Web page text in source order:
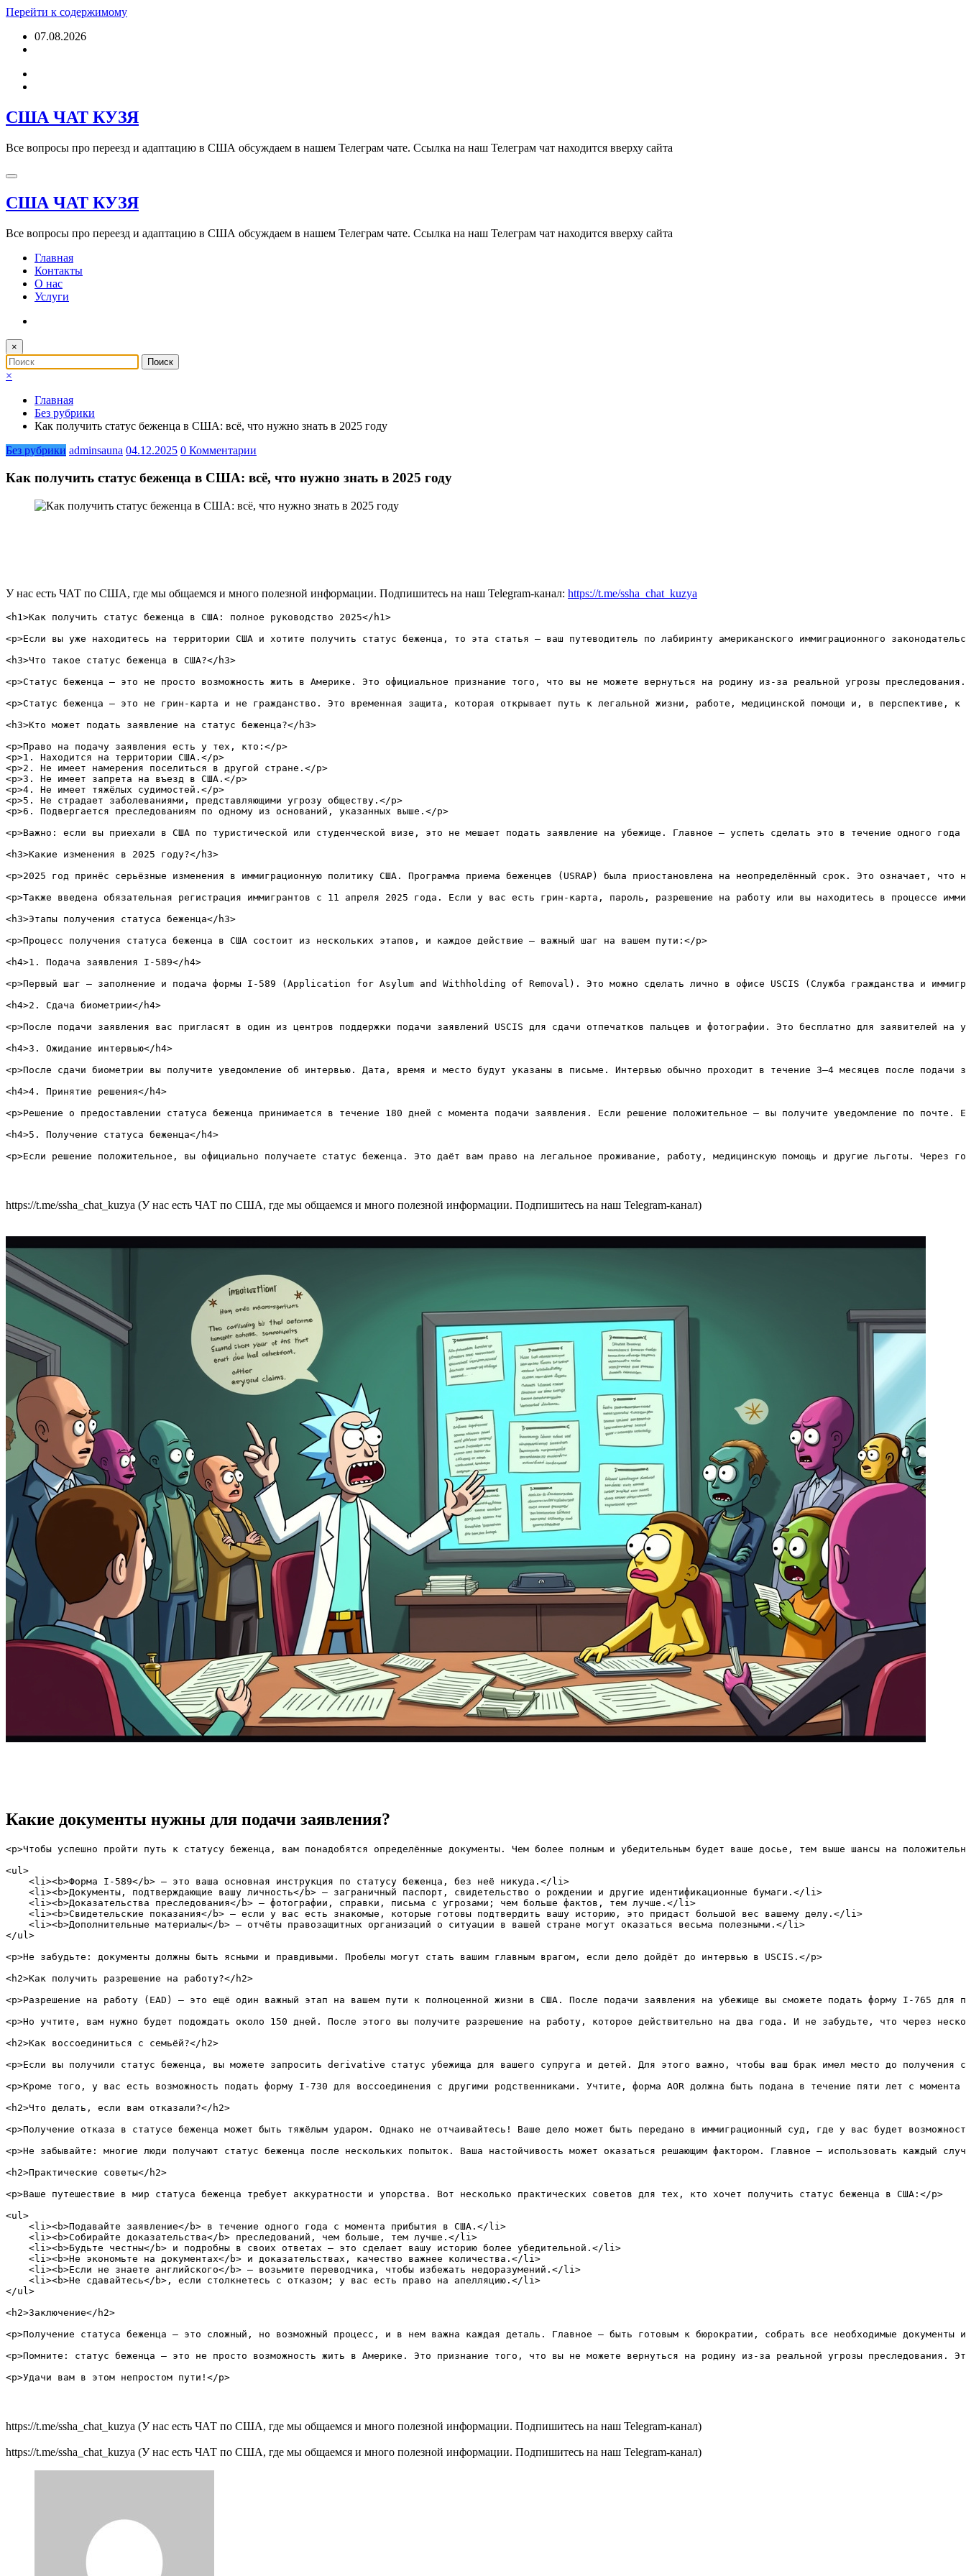
Перейти к содержимому
07.08.2026
США ЧАТ КУЗЯ
Все вопросы про переезд и адаптацию в США обсуждаем в нашем Телеграм чате. Ссылка на наш Телеграм чат находится вверху сайта
США ЧАТ КУЗЯ
Все вопросы про переезд и адаптацию в США обсуждаем в нашем Телеграм чате. Ссылка на наш Телеграм чат находится вверху сайта
Главная
Контакты
О нас
Услуги
×
×
Главная
Без рубрики
Как получить статус беженца в США: всё, что нужно знать в 2025 году
Без рубрики adminsauna 04.12.2025 0 Комментарии
Как получить статус беженца в США: всё, что нужно знать в 2025 году
У нас есть ЧАТ по США, где мы общаемся и много полезной информации. Подпишитесь на наш Telegram-канал: https://t.me/ssha_chat_kuzya
<h1>Как получить статус беженца в США: полное руководство 2025</h1>
<p>Если вы уже находитесь на территории США и хотите получить статус беженца, то эта статья — ваш путеводитель по лабиринту американского иммиграционного
<h3>Что такое статус беженца в США?</h3>
<p>Статус беженца — это не просто возможность жить в Америке. Это официальное признание того, что вы не можете вернуться на родину из-за реальной угрозы
<p>Статус беженца — это не грин-карта и не гражданство. Это временная защита, которая открывает путь к легальной жизни, работе, медицинской помощи и, в перспективе,
<h3>Кто может подать заявление на статус беженца?</h3>
<p>Право на подачу заявления есть у тех, кто:</p>
<p>1. Находится на территории США.</p>
<p>2. Не имеет намерения поселиться в другой стране.</p>
<p>3. Не имеет запрета на въезд в США.</p>
<p>4. Не имеет тяжёлых судимостей.</p>
<p>5. Не страдает заболеваниями, представляющими угрозу обществу.</p>
<p>6. Подвергается преследованиям по одному из оснований, указанных выше.</p>
<p>Важно: если вы приехали в США по туристической или студенческой визе, это не мешает подать заявление на убежище. Главное — успеть сделать это в течение одного
<h3>Какие изменения в 2025 году?</h3>
<p>2025 год принёс серьёзные изменения в иммиграционную политику США. Программа приема беженцев (USRAP) была приостановлена на неопределённый срок. Это
<p>Также введена обязательная регистрация иммигрантов с 11 апреля 2025 года. Если у вас есть грин-карта, пароль, разрешение на работу или вы находитесь в процессе
<h3>Этапы получения статуса беженца</h3>
<p>Процесс получения статуса беженца в США состоит из нескольких этапов, и каждое действие — важный шаг на вашем пути:</p>
<h4>1. Подача заявления I-589</h4>
<p>Первый шаг — заполнение и подача формы I-589 (Application for Asylum and Withholding of Removal). Это можно сделать лично в офисе USCIS (Служба гражданства и
<h4>2. Сдача биометрии</h4>
<p>После подачи заявления вас пригласят в один из центров поддержки подачи заявлений USCIS для сдачи отпечатков пальцев и фотографии. Это бесплатно для заявителей
<h4>3. Ожидание интервью</h4>
<p>После сдачи биометрии вы получите уведомление об интервью. Дата, время и место будут указаны в письме. Интервью обычно проходит в течение 3–4 месяцев после
<h4>4. Принятие решения</h4>
<p>Решение о предоставлении статуса беженца принимается в течение 180 дней с момента подачи заявления. Если решение положительное — вы получите уведомление по
<h4>5. Получение статуса беженца</h4>
https://t.me/ssha_chat_kuzya (У нас есть ЧАТ по США, где мы общаемся и много полезной информации. Подпишитесь на наш Telegram-канал)
Какие документы нужны для подачи заявления?
<p>Чтобы успешно пройти путь к статусу беженца, вам понадобятся определённые документы. Чем более полным и убедительным будет ваше досье, тем выше шансы на
<ul>
    <li><b>Форма I-589</b> — это ваша основная инструкция по статусу беженца, без неё никуда.</li>
    <li><b>Документы, подтверждающие вашу личность</b> — заграничный паспорт, свидетельство о рождении и другие идентификационные бумаги.</li>
    <li><b>Доказательства преследования</b> — фотографии, справки, письма с угрозами; чем больше фактов, тем лучше.</li>
    <li><b>Свидетельские показания</b> — если у вас есть знакомые, которые готовы подтвердить вашу историю, это придаст большой вес вашему делу.</li>
    <li><b>Дополнительные материалы</b> — отчёты правозащитных организаций о ситуации в вашей стране могут оказаться весьма полезными.</li>
</ul>
<p>Не забудьте: документы должны быть ясными и правдивыми. Пробелы могут стать вашим главным врагом, если дело дойдёт до интервью в USCIS.</p>
<h2>Как получить разрешение на работу?</h2>
<p>Разрешение на работу (EAD) — это ещё один важный этап на вашем пути к полноценной жизни в США. После подачи заявления на убежище вы сможете подать форму I-765 для
<p>Но учтите, вам нужно будет подождать около 150 дней. После этого вы получите разрешение на работу, которое действительно на два года. И не забудьте, что через
<h2>Как воссоединиться с семьёй?</h2>
<p>Если вы получили статус беженца, вы можете запросить derivative статус убежища для вашего супруга и детей. Для этого важно, чтобы ваш брак имел место до
<p>Кроме того, у вас есть возможность подать форму I-730 для воссоединения с другими родственниками. Учтите, форма AOR должна быть подана в течение пяти лет с
<h2>Что делать, если вам отказали?</h2>
<p>Получение отказа в статусе беженца может быть тяжёлым ударом. Однако не отчаивайтесь! Ваше дело может быть передано в иммиграционный суд, где у вас будет
<p>Не забывайте: многие люди получают статус беженца после нескольких попыток. Ваша настойчивость может оказаться решающим фактором. Главное — использовать каждый
<h2>Практические советы</h2>
<p>Ваше путешествие в мир статуса беженца требует аккуратности и упорства. Вот несколько практических советов для тех, кто хочет получить статус беженца в США:</p>
<ul>
    <li><b>Подавайте заявление</b> в течение одного года с момента прибытия в США.</li>
    <li><b>Собирайте доказательства</b> преследований, чем больше, тем лучше.</li>
    <li><b>Будьте честны</b> и подробны в своих ответах — это сделает вашу историю более убедительной.</li>
    <li><b>Не экономьте на документах</b> и доказательствах, качество важнее количества.</li>
    <li><b>Если не знаете английского</b> — возьмите переводчика, чтобы избежать недоразумений.</li>
    <li><b>Не сдавайтесь</b>, если столкнетесь с отказом; у вас есть право на апелляцию.</li>
</ul>
<h2>Заключение</h2>
<p>Получение статуса беженца — это сложный, но возможный процесс, и в нем важна каждая деталь. Главное — быть готовым к бюрократии, собрать все необходимые
<p>Помните: статус беженца — это не просто возможность жить в Америке. Это признание того, что вы не можете вернуться на родину из-за реальной угрозы преследования.
https://t.me/ssha_chat_kuzya (У нас есть ЧАТ по США, где мы общаемся и много полезной информации. Подпишитесь на наш Telegram-канал)
https://t.me/ssha_chat_kuzya (У нас есть ЧАТ по США, где мы общаемся и много полезной информации. Подпишитесь на наш Telegram-канал)